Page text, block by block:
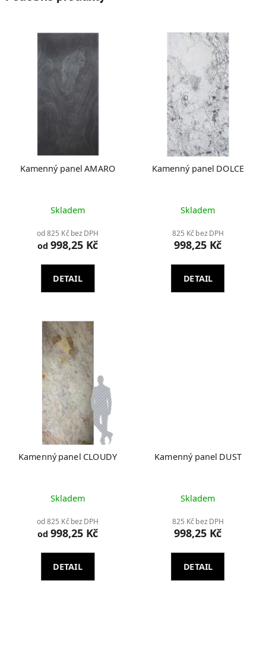
Kamenný panel AMARO
Skladem
od 825 Kč bez DPH
od 998,25 Kč
DETAIL
Kamenný panel DOLCE
Skladem
825 Kč bez DPH
998,25 Kč
DETAIL
Kamenný panel CLOUDY
Skladem
od 825 Kč bez DPH
od 998,25 Kč
DETAIL
Kamenný panel DUST
Skladem
825 Kč bez DPH
998,25 Kč
DETAIL